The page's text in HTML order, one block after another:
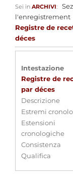
Sei in ARCHIVI:
l'enregistrement
Registre de
déces
Intestazione
Registre de
par déces
Descrizione
Estremi
Estensioni
cronologiche
Consistenza
Qualifica